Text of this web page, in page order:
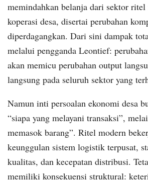
memindahkan belanja dari sektor
koperasi desa, disertai perubahan
diperdagangkan. Dari sini dampak
melalui pengganda Leontief:
akan memicu perubahan output
langsung pada seluruh sektor yang
Namun inti persoalan ekonomi desa
“siapa yang melayani transaksi”,
memasok barang”. Ritel modern
keunggulan sistem logistik terpusat,
kualitas, dan kecepatan distribusi.
memiliki konsekuensi struktural: